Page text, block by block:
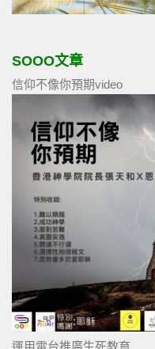
SOOO文章
信仰不像你預期video
運用電台推廣生死教育